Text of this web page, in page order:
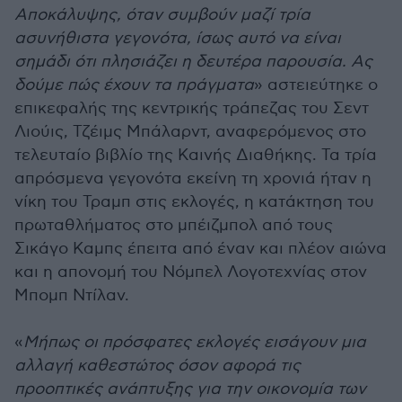
Αποκάλυψης, όταν συμβούν μαζί τρία
ασυνήθιστα γεγονότα, ίσως αυτό να είναι
σημάδι ότι πλησιάζει η δευτέρα παρουσία. Ας
δούμε πώς έχουν τα πράγματα» αστειεύτηκε ο
επικεφαλής της κεντρικής τράπεζας του Σεντ
Λιούις, Τζέιμς Μπάλαρντ, αναφερόμενος στο
τελευταίο βιβλίο της Καινής Διαθήκης. Τα τρία
απρόσμενα γεγονότα εκείνη τη χρονιά ήταν η
νίκη του Τραμπ στις εκλογές, η κατάκτηση του
πρωταθλήματος στο μπέιζμπολ από τους
Σικάγο Καμπς έπειτα από έναν και πλέον αιώνα
και η απονομή του Νόμπελ Λογοτεχνίας στον
Μπομπ Ντίλαν.
«Μήπως οι πρόσφατες εκλογές εισάγουν μια
αλλαγή καθεστώτος όσον αφορά τις
προοπτικές ανάπτυξης για την οικονομία των